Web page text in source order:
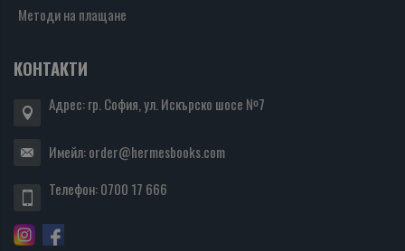
Методи на плащане
КОНТАКТИ
Адрес: гр. София, ул. Искърско шосе №7
Имейл:order@hermesbooks.com
Телефон:0700 17 666